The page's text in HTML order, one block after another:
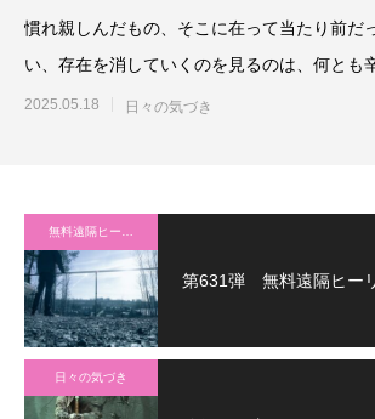
慣れ親しんだもの、そこに在って当たり前だ
い、存在を消していくのを見るのは、何とも
事ながら、今年1
2025.05.18 日々の気づき
第631弾 無料遠隔ヒー
日々の気づき